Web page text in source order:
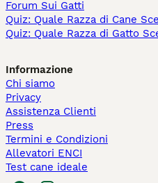
Forum Sui Gatti
Quiz: Quale Razza di Cane
Quiz: Quale Razza di Gatto
Informazione
Chi siamo
Privacy
Assistenza Clienti
Press
Termini e Condizioni
Allevatori ENCI
Test cane ideale